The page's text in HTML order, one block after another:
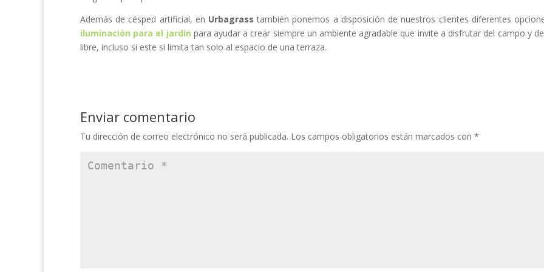
Además de césped artificial, en Urbagrass también ponemos a disposición de nuestros clientes diferentes
iluminación para el jardín para ayudar a crear siempre un ambiente agradable que invite a disfrutar del campo y
libre, incluso si este si limita tan solo al espacio de una terraza.
Enviar comentario
Tu dirección de correo electrónico no será publicada. Los campos obligatorios están marcados con *